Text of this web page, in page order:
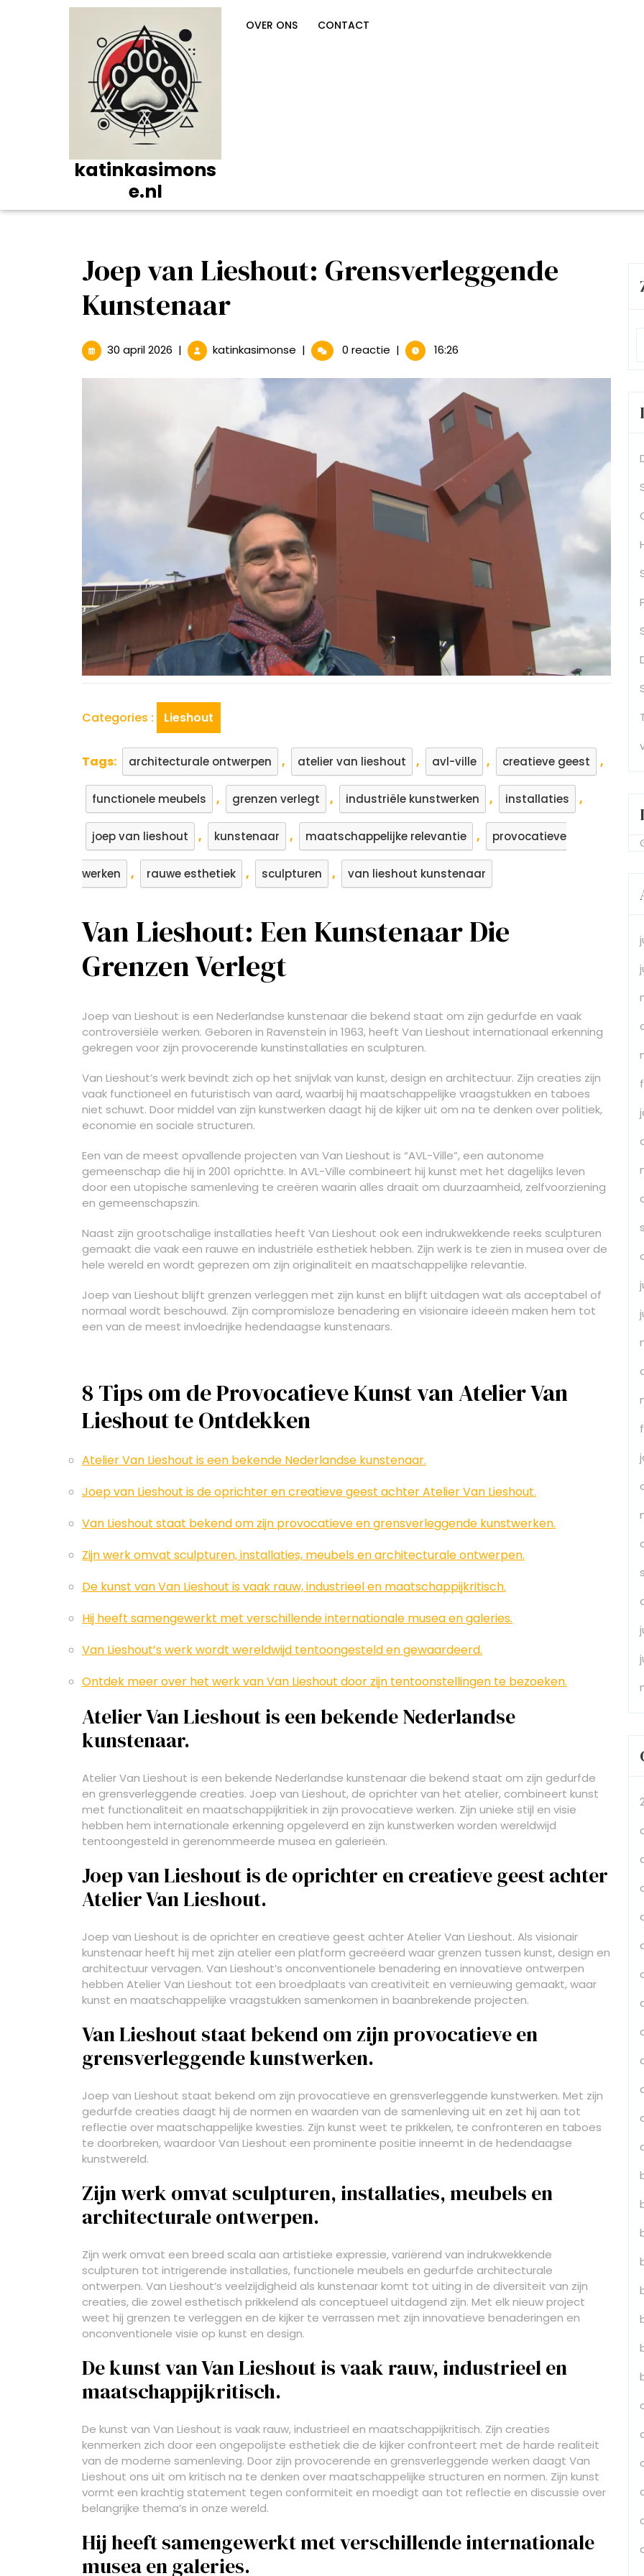
katinkasimons
e.nl
OVER ONS CONTACT
Joep van Lieshout: Grensverleggende
Kunstenaar
30 april 2026 30
april
| katinkasimonse Joep
van
Lieshout:
Grensverleggende
| 0 reactie | 16:26
Categories : Lieshout
Tags: architecturale ontwerpen , atelier van lieshout , avl-ville , creatieve geest ,
functionele meubels , grenzen verlegt , industriële kunstwerken , installaties ,
joep van lieshout , kunstenaar , maatschappelijke relevantie , provocatieve
werken , rauwe esthetiek , sculpturen , van lieshout kunstenaar
Van Lieshout: Een Kunstenaar Die
Grenzen Verlegt
Joep van Lieshout is een Nederlandse kunstenaar die bekend staat om zijn gedurfde en vaak
controversiële werken. Geboren in Ravenstein in 1963, heeft Van Lieshout internationaal erkenning
gekregen voor zijn provocerende kunstinstallaties en sculpturen.
Van Lieshout’s werk bevindt zich op het snijvlak van kunst, design en architectuur. Zijn creaties zijn
vaak functioneel en futuristisch van aard, waarbij hij maatschappelijke vraagstukken en taboes
niet schuwt. Door middel van zijn kunstwerken daagt hij de kijker uit om na te denken over politiek,
economie en sociale structuren.
Een van de meest opvallende projecten van Van Lieshout is “AVL-Ville”, een autonome
gemeenschap die hij in 2001 oprichtte. In AVL-Ville combineert hij kunst met het dagelijks leven
door een utopische samenleving te creëren waarin alles draait om duurzaamheid, zelfvoorziening
en gemeenschapszin.
Naast zijn grootschalige installaties heeft Van Lieshout ook een indrukwekkende reeks sculpturen
gemaakt die vaak een rauwe en industriële esthetiek hebben. Zijn werk is te zien in musea over de
hele wereld en wordt geprezen om zijn originaliteit en maatschappelijke relevantie.
Joep van Lieshout blijft grenzen verleggen met zijn kunst en blijft uitdagen wat als acceptabel of
normaal wordt beschouwd. Zijn compromisloze benadering en visionaire ideeën maken hem tot
een van de meest invloedrijke hedendaagse kunstenaars.
8 Tips om de Provocatieve Kunst van Atelier Van
Lieshout te Ontdekken
Atelier Van Lieshout is een bekende Nederlandse kunstenaar.
Joep van Lieshout is de oprichter en creatieve geest achter Atelier Van Lieshout.
Van Lieshout staat bekend om zijn provocatieve en grensverleggende kunstwerken.
Zijn werk omvat sculpturen, installaties, meubels en architecturale ontwerpen.
De kunst van Van Lieshout is vaak rauw, industrieel en maatschappijkritisch.
Hij heeft samengewerkt met verschillende internationale musea en galeries.
Van Lieshout’s werk wordt wereldwijd tentoongesteld en gewaardeerd.
Ontdek meer over het werk van Van Lieshout door zijn tentoonstellingen te bezoeken.
Atelier Van Lieshout is een bekende Nederlandse
kunstenaar.
Atelier Van Lieshout is een bekende Nederlandse kunstenaar die bekend staat om zijn gedurfde
en grensverleggende creaties. Joep van Lieshout, de oprichter van het atelier, combineert kunst
met functionaliteit en maatschappijkritiek in zijn provocatieve werken. Zijn unieke stijl en visie
hebben hem internationale erkenning opgeleverd en zijn kunstwerken worden wereldwijd
tentoongesteld in gerenommeerde musea en galerieën.
Joep van Lieshout is de oprichter en creatieve geest achter
Atelier Van Lieshout.
Joep van Lieshout is de oprichter en creatieve geest achter Atelier Van Lieshout. Als visionair
kunstenaar heeft hij met zijn atelier een platform gecreëerd waar grenzen tussen kunst, design en
architectuur vervagen. Van Lieshout’s onconventionele benadering en innovatieve ontwerpen
hebben Atelier Van Lieshout tot een broedplaats van creativiteit en vernieuwing gemaakt, waar
kunst en maatschappelijke vraagstukken samenkomen in baanbrekende projecten.
Van Lieshout staat bekend om zijn provocatieve en
grensverleggende kunstwerken.
Joep van Lieshout staat bekend om zijn provocatieve en grensverleggende kunstwerken. Met zijn
gedurfde creaties daagt hij de normen en waarden van de samenleving uit en zet hij aan tot
reflectie over maatschappelijke kwesties. Zijn kunst weet te prikkelen, te confronteren en taboes
te doorbreken, waardoor Van Lieshout een prominente positie inneemt in de hedendaagse
kunstwereld.
Zijn werk omvat sculpturen, installaties, meubels en
architecturale ontwerpen.
Zijn werk omvat een breed scala aan artistieke expressie, variërend van indrukwekkende
sculpturen tot intrigerende installaties, functionele meubels en gedurfde architecturale
ontwerpen. Van Lieshout’s veelzijdigheid als kunstenaar komt tot uiting in de diversiteit van zijn
creaties, die zowel esthetisch prikkelend als conceptueel uitdagend zijn. Met elk nieuw project
weet hij grenzen te verleggen en de kijker te verrassen met zijn innovatieve benaderingen en
onconventionele visie op kunst en design.
De kunst van Van Lieshout is vaak rauw, industrieel en
maatschappijkritisch.
De kunst van Van Lieshout is vaak rauw, industrieel en maatschappijkritisch. Zijn creaties
kenmerken zich door een ongepolijste esthetiek die de kijker confronteert met de harde realiteit
van de moderne samenleving. Door zijn provocerende en grensverleggende werken daagt Van
Lieshout ons uit om kritisch na te denken over maatschappelijke structuren en normen. Zijn kunst
vormt een krachtig statement tegen conformiteit en moedigt aan tot reflectie en discussie over
belangrijke thema’s in onze wereld.
Hij heeft samengewerkt met verschillende internationale
musea en galeries.